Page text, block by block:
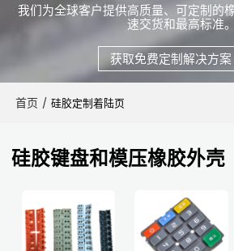
我们为全球客户提供高质量、可定制的
速交货和最高标准。
获取免费定制解决方案
首页 / 硅胶定制着陆页
硅胶键盘和模压橡胶外壳